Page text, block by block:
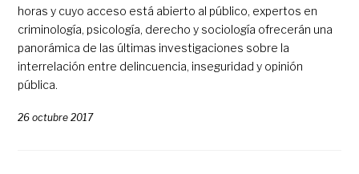
horas y cuyo acceso está abierto al público, expertos en
criminología, psicología, derecho y sociología ofrecerán una
panorámica de las últimas investigaciones sobre la
interrelación entre delincuencia, inseguridad y opinión
pública.
26 octubre 2017